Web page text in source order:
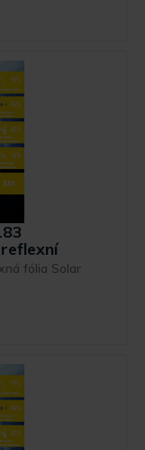
fólia Solar